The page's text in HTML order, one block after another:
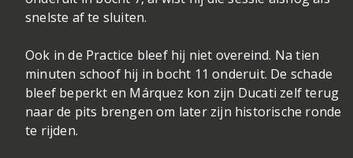
snelste af te sluiten.
Ook in de Practice bleef hij niet overeind. Na tien
minuten schoof hij in bocht 11 onderuit. De schade
bleef beperkt en Márquez kon zijn Ducati zelf terug
naar de pits brengen om later zijn historische ronde
te rijden.